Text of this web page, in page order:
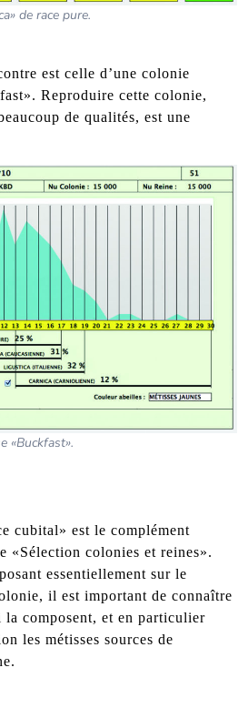
de race pure.
est celle d’une colonie
Reproduire cette colonie,
de qualités, est une
«Buckfast».
cubital» est le complément
«Sélection colonies et reines».
essentiellement sur le
il est important de connaître
la composent, et en particulier
les métisses sources de